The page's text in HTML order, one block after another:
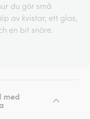
du gör små
av kvistar, ett glas,
en bit snöre.
med